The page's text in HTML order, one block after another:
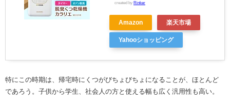
created by Rinker
Amazon 楽天市場
Yahooショッピング
特にこの時期は、帰宅時にくつがびちょびちょになることが、ほとんど
であろう。子供から学生、社会人の方と使える幅も広く汎用性も高い。